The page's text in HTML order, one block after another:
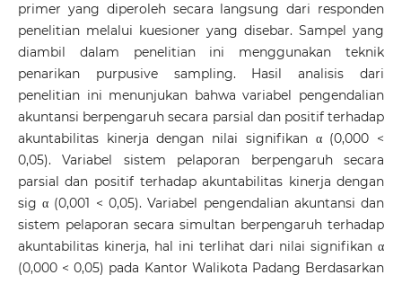
primer yang diperoleh secara langsung dari responden
penelitian melalui kuesioner yang disebar. Sampel yang
diambil dalam penelitian ini menggunakan teknik
penarikan purpusive sampling. Hasil analisis dari
penelitian ini menunjukan bahwa variabel pengendalian
akuntansi berpengaruh secara parsial dan positif terhadap
akuntabilitas kinerja dengan nilai signifikan α (0,000 <
0,05). Variabel sistem pelaporan berpengaruh secara
parsial dan positif terhadap akuntabilitas kinerja dengan
sig α (0,001 < 0,05). Variabel pengendalian akuntansi dan
sistem pelaporan secara simultan berpengaruh terhadap
akuntabilitas kinerja, hal ini terlihat dari nilai signifikan α
(0,000 < 0,05) pada Kantor Walikota Padang Berdasarkan